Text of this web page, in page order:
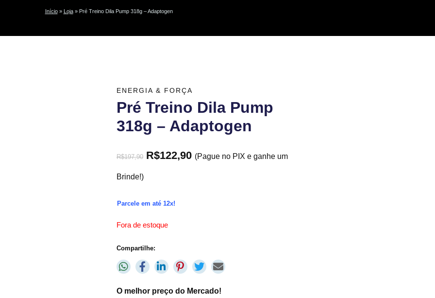
Início» Loja» Pré Treino Dila Pump 318g – Adaptogen
ENERGIA & FORÇA
Pré Treino Dila Pump
318g – Adaptogen
R$197,90 R$122,90 (Pague no PIX e ganhe um
Brinde!)
Parcele em até 12x!
Fora de estoque
Compartilhe:
O melhor preço do Mercado!